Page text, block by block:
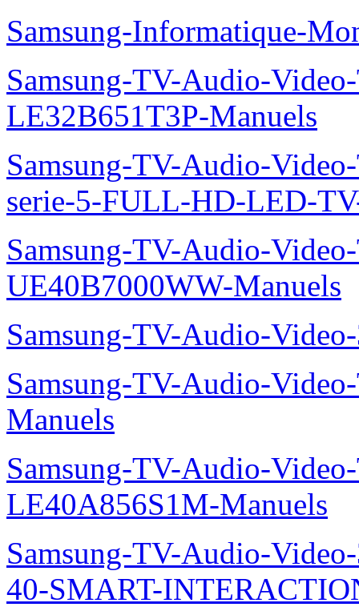
Samsung-Informatique-
Samsung-TV-Audio-
LE32B651T3P-Manuels
Samsung-TV-Audio-
serie-5-FULL-HD-LED-
Samsung-TV-Audio-
UE40B7000WW-Manuels
Samsung-TV-Audio-
Samsung-TV-Audio-
Manuels
Samsung-TV-Audio-
LE40A856S1M-Manuels
Samsung-TV-Audio-
40-SMART-